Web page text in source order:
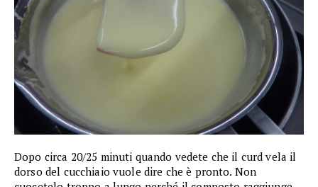
Dopo circa 20/25 minuti quando vedete che il curd vela il
dorso del cucchiaio vuole dire che è pronto. Non